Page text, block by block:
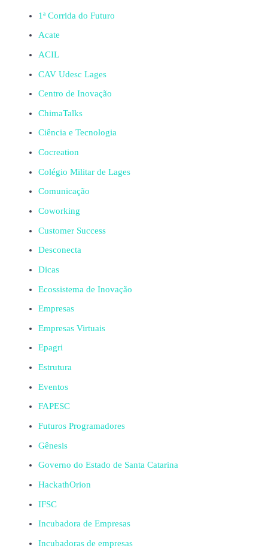
1ª Corrida do Futuro
Acate
ACIL
CAV Udesc Lages
Centro de Inovação
ChimaTalks
Ciência e Tecnologia
Cocreation
Colégio Militar de Lages
Comunicação
Coworking
Customer Success
Desconecta
Dicas
Ecossistema de Inovação
Empresas
Empresas Virtuais
Epagri
Estrutura
Eventos
FAPESC
Futuros Programadores
Gênesis
Governo do Estado de Santa Catarina
HackathOrion
IFSC
Incubadora de Empresas
Incubadoras de empresas